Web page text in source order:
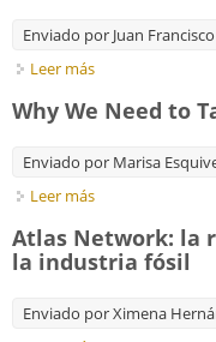
Enviado por Juan Francisco
Leer más
Why We Need to
Enviado por Marisa
Leer más
Atlas Network: la
la industria fósil
Enviado porXimena